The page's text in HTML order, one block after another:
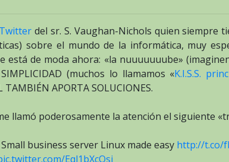
Twitter del sr. S. Vaughan-Nichols quien siempre
sobre el mundo de la informática, muy
está de moda ahora: «la nuuuuuuube»
(muchos lo llamamos «K.I.S.S.
APORTA SOLUCIONES.
llamó poderosamente la atención el siguiente
business server Linux made easy http://t.co/
Eql1bXcQsj